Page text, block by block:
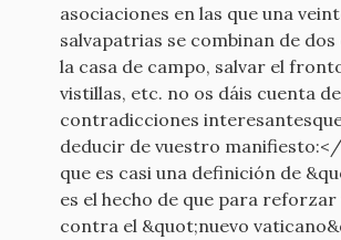
asociaciones en las que una
salvapatrias se combinan de
la casa de campo, salvar el
vistillas, etc. no os dáis cuenta
contradicciones
deducir de vuestro
que es casi una definición de
es el hecho de que para
contra el &quot;nuevo